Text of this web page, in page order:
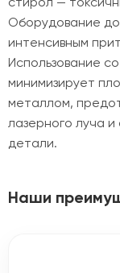
Оборудование
интенсивным
Использование
минимизирует
металлом,
лазерного луча
детали.
Наши